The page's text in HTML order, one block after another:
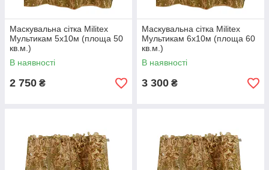
Маскувальна сітка Militex
Мультикам 5х10м (площа 50
кв.м.)
В наявності
2 750 ₴
Маскувальна сітка Militex
Мультикам 6х10м (площа 60
кв.м.)
В наявності
3 300 ₴